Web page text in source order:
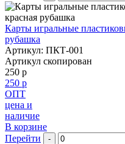
Карты игральные
рубашка
Артикул: ПКТ-001
Артикул скопирован
250 р
250 р
ОПТ
цена и
наличие
В корзине
Перейти
-